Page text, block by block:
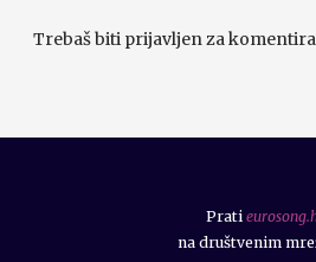
Trebaš biti prijavljen za
Prati
na društvenim